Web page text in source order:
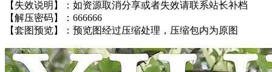
【失效说明】：如资源取消分享或者失效请联系站长补档
【解压密码】：666666
【套图预览】：预览图经过压缩处理，压缩包内为原图